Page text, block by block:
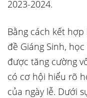
2023-2024.
Bằng cách kết
đề Giáng Sinh,
được tăng cường
có cơ hội hiểu rõ
của ngày lễ. Dưới